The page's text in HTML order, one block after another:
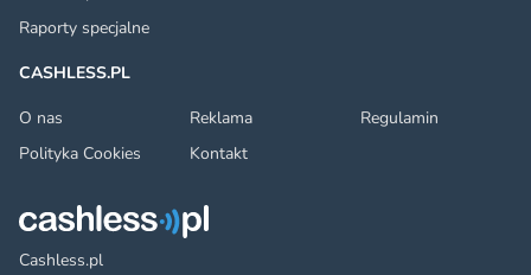
Cashless.pl
Raporty specjalne
CASHLESS.PL
O nas
Reklama
Regulamin
Polityka Cookies
Kontakt